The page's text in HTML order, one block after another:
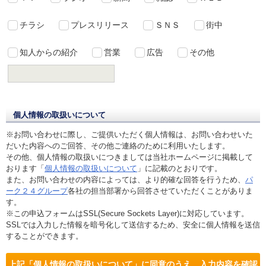
チラシ プレスリリース ＳＮＳ 街中
知人からの紹介 営業 広告 その他
個人情報の取扱いについて
※お問い合わせに際し、ご提供いただく個人情報は、お問い合わせいた
だいた内容へのご回答、その他ご連絡のために利用いたします。
その他、個人情報の取扱いにつきましては当社ホームページに掲載して
おります「 個人情報の取扱いについて 」に記載のとおりです。
また、お問い合わせの内容によっては、より的確な回答を行うため、 パ
ーク２４グループ各社の担当部署から回答させていただくことがありま
す。
※この申込フォームはSSL(Secure Sockets Layer)に対応しています。
SSLでは入力した情報を暗号化して送信するため、安全に個人情報を送信
することができます。